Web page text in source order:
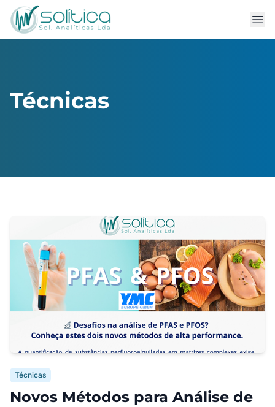
Técnicas
Técnicas
Novos Métodos para Análise de